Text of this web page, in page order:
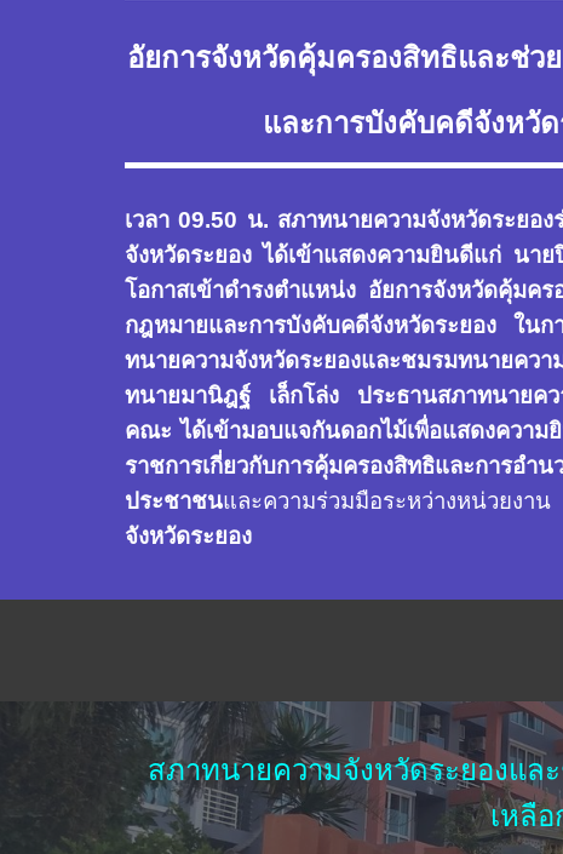
อัยการจังหวัดคุ้มครองสิทธิและช่ว
และการบังคับคดีจังหวัด
เวลา 09.50 น. สภาทนายความจังหวัดระยอ
จังหวัดระยอง ได้เข้าแสดงความยินดีแก่ นา
โอกาสเข้าดำรงตำแหน่ง อัยการจังหวัดคุ้มคร
กฎหมายและการบังคับคดีจังหวัดระยอง ใน
ทนายความจังหวัดระยองและชมรมทนายคว
ทนายมานิฎฐ์ เล็กโล่ง ประธานสภาทนายค
คณะ ได้เข้ามอบแจกันดอกไม้เพื่อแสดงความ
ราชการเกี่ยวกับการคุ้มครองสิทธิและการอำ
ประชาชนและความร่วมมือระหว่างหน่วยงาน
จังหวัดระยอง
สภาทนายความจังหวัดระยองแล
เหลื